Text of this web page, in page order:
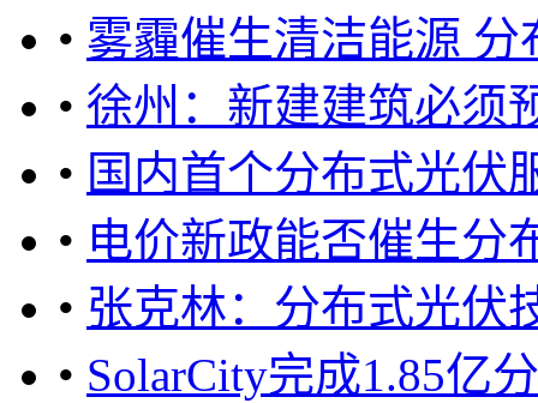
• 雾霾催生清洁能源
• 徐州：新建建筑必须
• 国内首个分布式光伏
• 电价新政能否催生分
• 张克林：分布式光伏
• SolarCity完成1.85亿